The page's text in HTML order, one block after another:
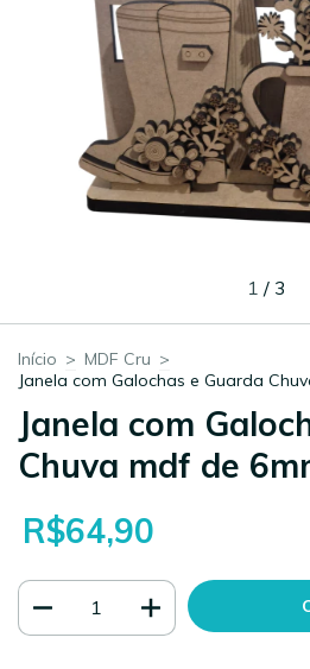
1 / 3
Início > MDF Cru >
Janela com Galochas e Guarda
Janela com
Chuva mdf de
R$64,90